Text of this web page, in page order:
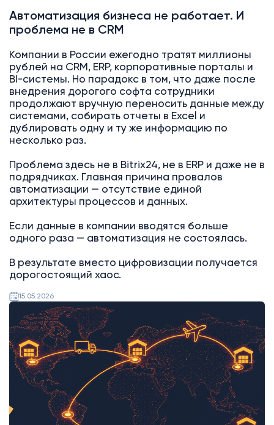
Автоматизация бизнеса не работает. И
проблема не в CRM
Компании в России ежегодно тратят миллионы
рублей на CRM, ERP, корпоративные порталы и
BI-системы. Но парадокс в том, что даже после
внедрения дорогого софта сотрудники
продолжают вручную переносить данные между
системами, собирать отчеты в Excel и
дублировать одну и ту же информацию по
несколько раз.
Проблема здесь не в Bitrix24, не в ERP и даже не в
подрядчиках. Главная причина провалов
автоматизации — отсутствие единой
архитектуры процессов и данных.
Если данные в компании вводятся больше
одного раза — автоматизация не состоялась.
В результате вместо цифровизации получается
дорогостоящий хаос.
15.05.2026
AI
Битрикс24